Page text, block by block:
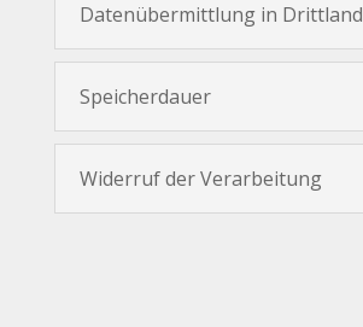
Datenübermittlung in Drittland
Speicherdauer
Widerruf der Verarbeitung